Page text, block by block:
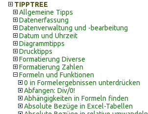
TIPPTREE
Allgemeine Tipps
Datenerfassung
Datenverwaltung und -bearbeitung
Datum und Uhrzeit
Diagrammtipps
Drucktipps
Formatierung Diverse
Formatierung Zahlen
Formeln und Funktionen
0 in Formelergebnissen unterdrücken
Abfangen: Div/0!
Abhängigkeiten in Formeln finden
Absolute Bezüge in Excel-Tabellen